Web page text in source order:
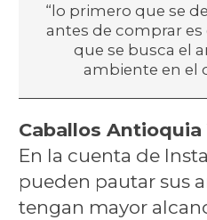
“lo primero que se
antes de comprar
que se busca el
ambiente en el
Caballos Antioquia
En la cuenta de
pueden pautar sus
tengan mayor